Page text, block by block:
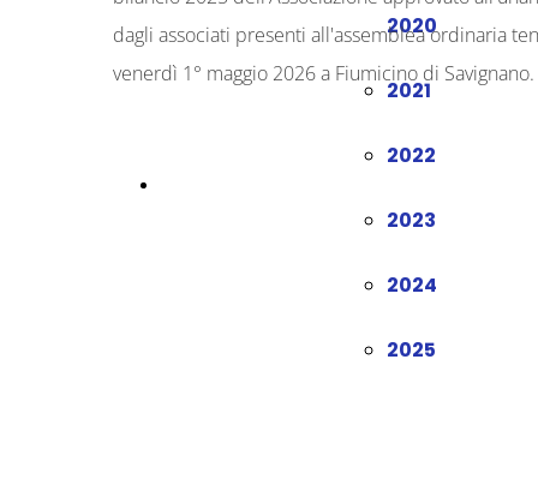
2020
2021
2022
2023
2024
2025
dagli associati presenti all'assemblea ordinaria
venerdì 1° maggio 2026 a Fiumicino di Savignano.